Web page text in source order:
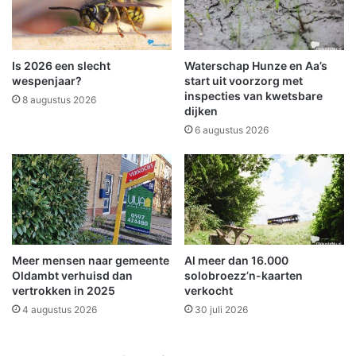
W
i
n
s
c
h
n
w
e
e
r
v
a
n
s
t
o
e
D
e
K
k
e
r
1
8
/
1
9
s
t
Is 2026 een slecht
wespenjaar?
8 augustus 2026
Waterschap Hunze en Aa’s
start uit voorzorg met
inspecties van kwetsbare
dijken
6 augustus 2026
Meer mensen naar gemeente
Oldambt verhuisd dan
vertrokken in 2025
4 augustus 2026
Al meer dan 16.000
solobroezz’n-kaarten
verkocht
30 juli 2026